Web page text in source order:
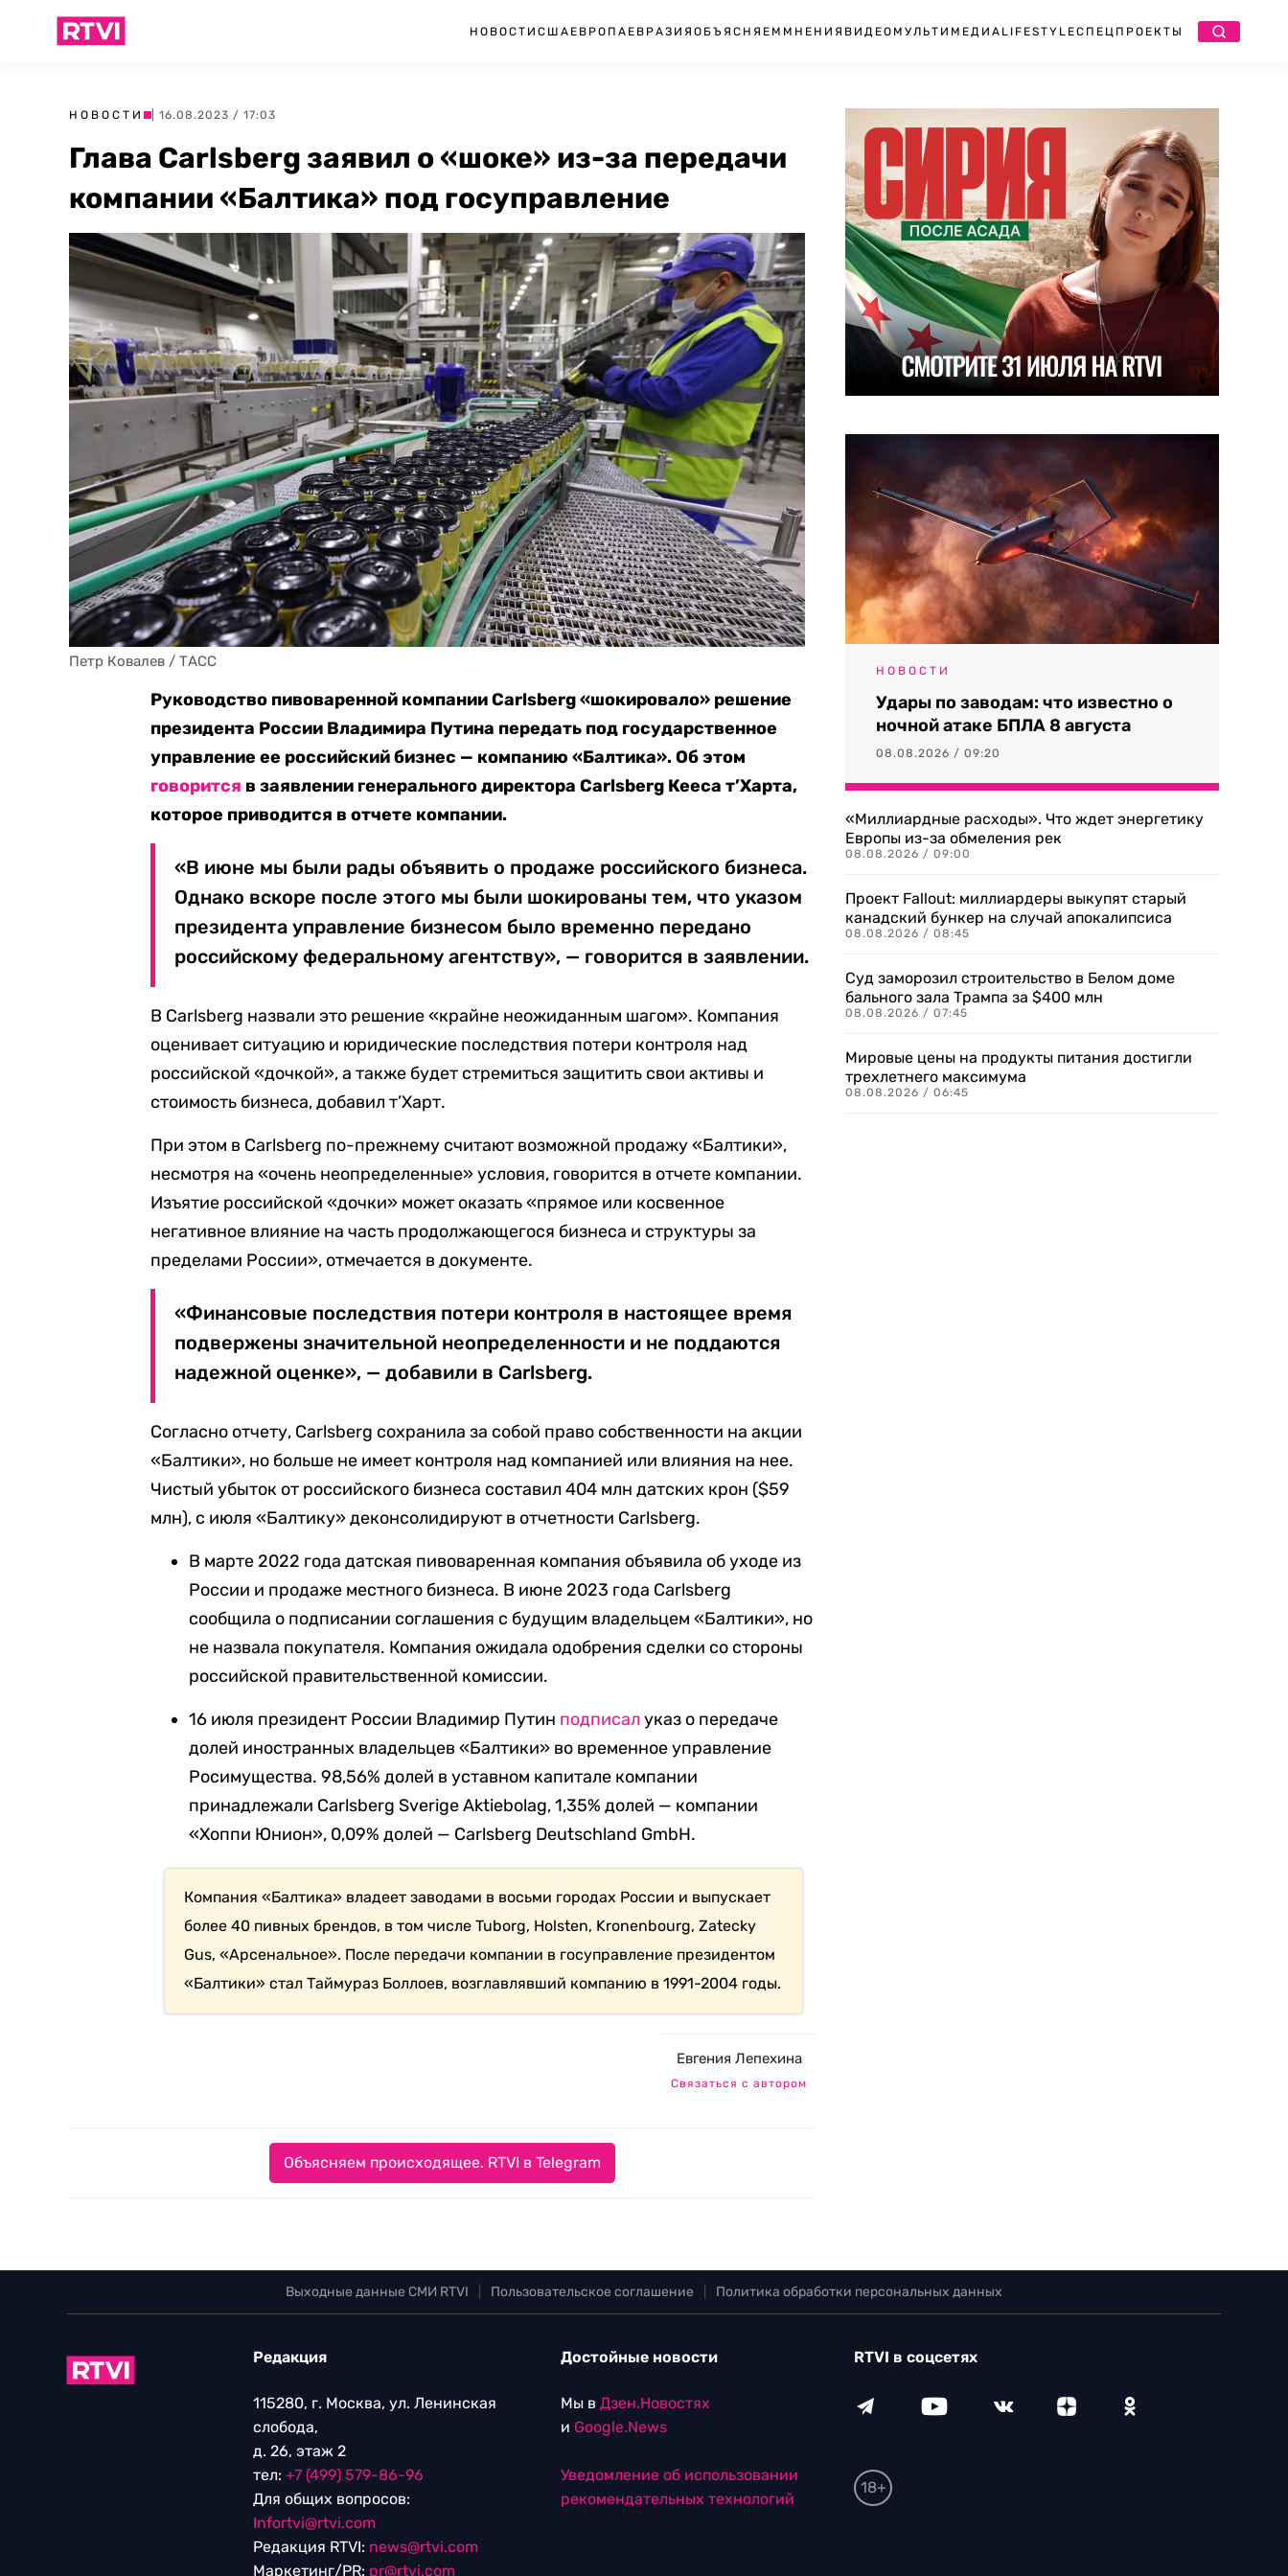
НОВОСТИ США ЕВРОПА ЕВРАЗИЯ ОБЪЯСНЯЕМ МНЕНИЯ ВИДЕО МУЛЬТИМЕДИА LIFESTYLEСПЕЦПРОЕКТЫ
НОВОСТИ | 16.08.2023 / 17:03
Глава Carlsberg заявил о «шоке» из-за передачи
компании «Балтика» под госуправление
Петр Ковалев / ТАСС
Руководство пивоваренной компании Carlsberg «шокировало» решение
президента России Владимира Путина передать под государственное
управление ее российский бизнес — компанию «Балтика». Об этом
говорится в заявлении генерального директора Carlsberg Кееса т’Харта,
которое приводится в отчете компании.
«В июне мы были рады объявить о продаже российского бизнеса.
Однако вскоре после этого мы были шокированы тем, что указом
президента управление бизнесом было временно передано
российскому федеральному агентству», — говорится в заявлении.
В Carlsberg назвали это решение «крайне неожиданным шагом». Компания
оценивает ситуацию и юридические последствия потери контроля над
российской «дочкой», а также будет стремиться защитить свои активы и
стоимость бизнеса, добавил т’Харт.
При этом в Carlsberg по-прежнему считают возможной продажу «Балтики»,
несмотря на «очень неопределенные» условия, говорится в отчете компании.
Изъятие российской «дочки» может оказать «прямое или косвенное
негативное влияние на часть продолжающегося бизнеса и структуры за
пределами России», отмечается в документе.
«Финансовые последствия потери контроля в настоящее время
подвержены значительной неопределенности и не поддаются
надежной оценке», — добавили в Carlsberg.
Согласно отчету, Carlsberg сохранила за собой право собственности на акции
«Балтики», но больше не имеет контроля над компанией или влияния на нее.
Чистый убыток от российского бизнеса составил 404 млн датских крон ($59
млн), с июля «Балтику» деконсолидируют в отчетности Carlsberg.
В марте 2022 года датская пивоваренная компания объявила об уходе из
России и продаже местного бизнеса. В июне 2023 года Carlsberg
сообщила о подписании соглашения с будущим владельцем «Балтики», но
не назвала покупателя. Компания ожидала одобрения сделки со стороны
российской правительственной комиссии.
16 июля президент России Владимир Путин подписал указ о передаче
долей иностранных владельцев «Балтики» во временное управление
Росимущества. 98,56% долей в уставном капитале компании
принадлежали Carlsberg Sverige Aktiebolag, 1,35% долей — компании
«Хоппи Юнион», 0,09% долей — Carlsberg Deutschland GmbH.
Компания «Балтика» владеет заводами в восьми городах России и выпускает
более 40 пивных брендов, в том числе Tuborg, Holsten, Kronenbourg, Zatecky
Gus, «Арсенальное». После передачи компании в госуправление президентом
«Балтики» стал Таймураз Боллоев, возглавлявший компанию в 1991-2004 годы.
Евгения Лепехина
Связаться с автором
Объясняем происходящее. RTVI в Telegram
НОВОСТИ
Удары по заводам: что известно о
ночной атаке БПЛА 8 августа
08.08.2026 / 09:20
«Миллиардные расходы». Что ждет энергетику
Европы из-за обмеления рек
08.08.2026 / 09:00
Проект Fallout: миллиардеры выкупят старый
канадский бункер на случай апокалипсиса
08.08.2026 / 08:45
Суд заморозил строительство в Белом доме
бального зала Трампа за $400 млн
08.08.2026 / 07:45
Мировые цены на продукты питания достигли
трехлетнего максимума
08.08.2026 / 06:45
Выходные данные СМИ RTVI Пользовательское соглашение Политика обработки персональных данных
Редакция
115280, г. Москва, ул. Ленинская
слобода,
д. 26, этаж 2
тел: +7 (499) 579-86-96
Для общих вопросов:
Infortvi@rtvi.com
Редакция RTVI: news@rtvi.com
Маркетинг/PR: pr@rtvi.com
Достойные новости
Мы в Дзен.Новостях
и Google.News
Уведомление об использовании
рекомендательных технологий
RTVI в соцсетях
18+